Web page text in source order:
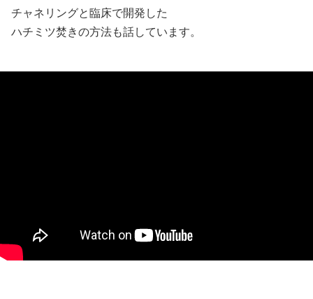
チャネリングと臨床で開発した
ハチミツ焚きの方法も話しています。